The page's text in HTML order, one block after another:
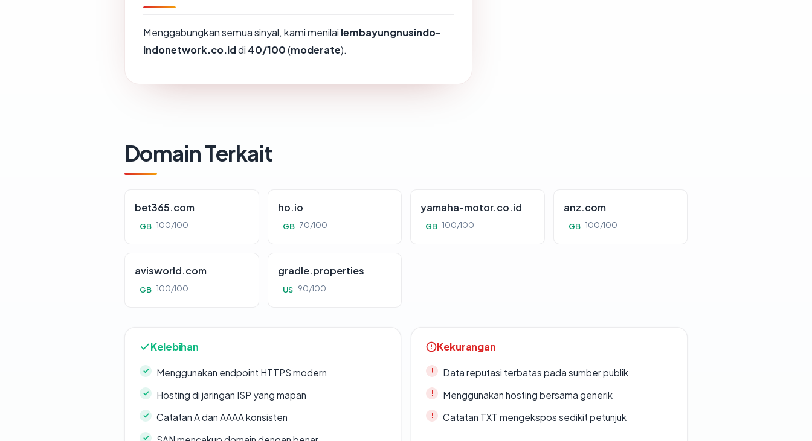
Menggabungkan semua sinyal, kami menilai lembayungnusindo-
indonetwork.co.iddi 40/100(moderate).
Domain Terkait
bet365.com
GB 100/100
ho.io
GB 70/100
yamaha-motor.co.id
GB 100/100
anz.com
GB 100/100
avisworld.com
GB 100/100
gradle.properties
US 90/100
Kelebihan
Menggunakan endpoint HTTPS modern
Hosting di jaringan ISP yang mapan
Catatan A dan AAAA konsisten
Kekurangan
Data reputasi terbatas pada sumber publik
Menggunakan hosting bersama generik
Catatan TXT mengekspos sedikit petunjuk